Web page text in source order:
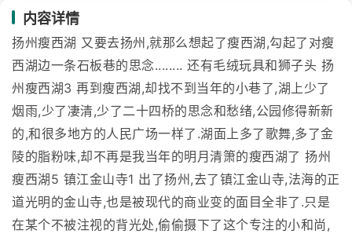
内容详情
扬州瘦西湖 又要去扬州,就那么想起了瘦西湖,勾起了对瘦
西湖边一条石板巷的思念........ 还有毛绒玩具和狮子头 扬
州瘦西湖3 再到瘦西湖,却找不到当年的小巷了,湖上少了
烟雨,少了凄清,少了二十四桥的思念和愁绪,公园修得新新
的,和很多地方的人民广场一样了.湖面上多了歌舞,多了金
陵的脂粉味,却不再是我当年的明月清箫的瘦西湖了 扬州
瘦西湖5 镇江金山寺1 出了扬州,去了镇江金山寺,法海的正
道光明的金山寺,也是被现代的商业变的面目全非了.只是
在某个不被注视的背光处,偷偷摄下了这个专注的小和尚,